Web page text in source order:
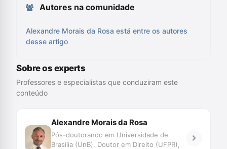
Autores na comunidade
Alexandre Morais da Rosa está entre os autores
desse artigo
Sobre os experts
Professores e especialistas que conduziram este
conteúdo
Alexandre Morais da Rosa
Pós-doutorando em Universidade de
Brasilia (UnB). Doutor em Direito (UFPR),